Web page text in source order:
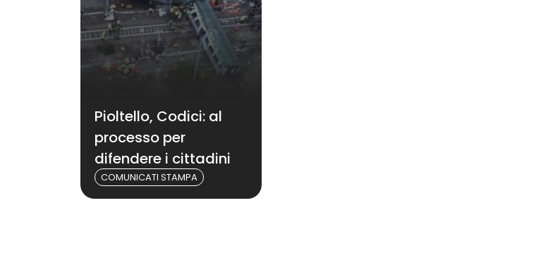
Pioltello, Codici: al
processo per
difendere i cittadini
COMUNICATI STAMPA